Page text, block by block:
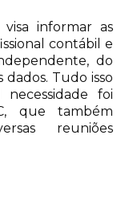
informar as
contábil e
do
Tudo isso
foi
que também
reuniões